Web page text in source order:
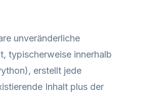
unveränderliche
typischerweise innerhalb
erstellt jede
Inhalt plus der